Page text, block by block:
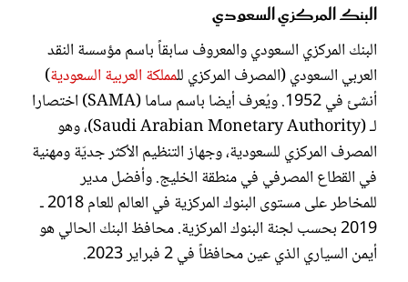
البنك المركزي السعودي
البنك المركزي السعودي والمعروف سابقاً باسم مؤسسة النقد
العربي السعودي (المصرف المركزي للمملكة العربية السعودية)
أنشئ في 1952. ويُعرف أيضا باسم ساما (SAMA) اختصارا
لـ (Saudi Arabian Monetary Authority)، وهو
المصرف المركزي للسعودية، وجهاز التنظيم الأكثر جديّة ومهنية
في القطاع المصرفي في منطقة الخليج. وأفضل مدير
للمخاطر على مستوى البنوك المركزية في العالم للعام 2018 ـ
2019 بحسب لجنة البنوك المركزية. محافظ البنك الحالي هو
أيمن السياري الذي عين محافظاً في 2 فبراير 2023.